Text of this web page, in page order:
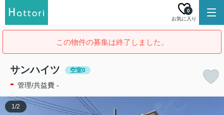
お気に入り
0
この物件の募集は終了しました。
サンハイツ 空室0
- 管理/共益費 -
1/2